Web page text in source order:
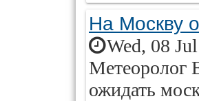
На Москву
Wed, 08
Метеоролог
ожидать